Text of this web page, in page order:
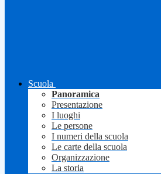
Scuola
Panoramica
Presentazione
I luoghi
Le persone
I numeri della scuola
Le carte della scuola
Organizzazione
La storia